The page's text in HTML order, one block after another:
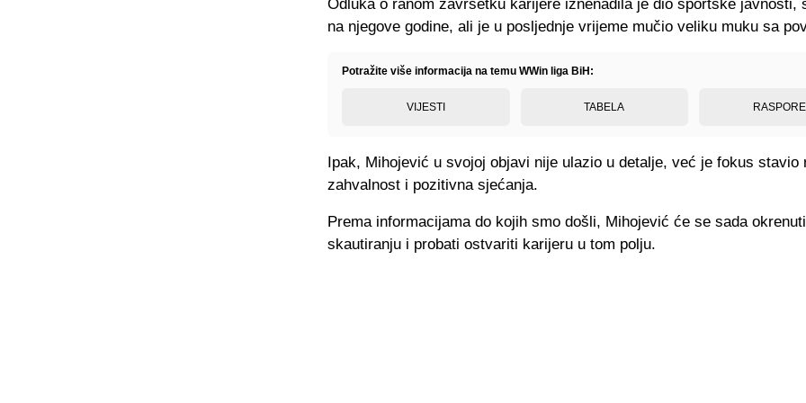
Odluka o ranom završetku karijere iznenadila je dio sportske javnosti,
na njegove godine, ali je u posljednje vrijeme mučio veliku muku sa
Potražite više informacija na temu WWin liga BiH:
VIJESTI TABELA
Ipak, Mihojević u svojoj objavi nije ulazio u detalje, već je fokus stavio
zahvalnost i pozitivna sjećanja.
Prema informacijama do kojih smo došli, Mihojević će se sada okrenuti
skautiranju i probati ostvariti karijeru u tom polju.